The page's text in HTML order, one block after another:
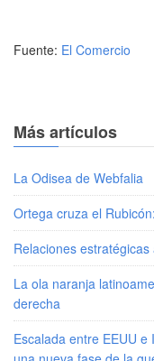
Fuente: El Comercio
Más artículos
La Odisea de Webfalia
Ortega cruza el
Relaciones
La ola naranja
derecha
Escalada entre EEUU